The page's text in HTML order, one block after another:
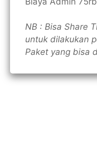
NB : Bisa Share
untuk dilakukan
Paket yang bisa